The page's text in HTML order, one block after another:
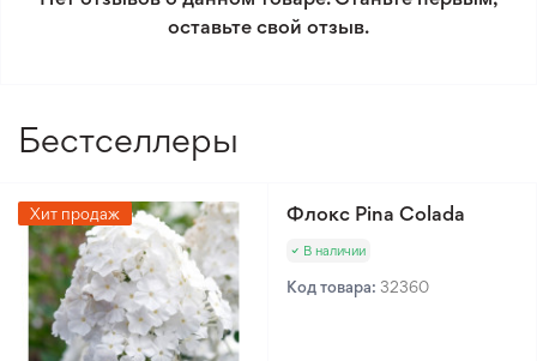
оставьте свой отзыв.
Бестселлеры
Хит продаж Флокс Pina Colada
В наличии
Код товара: 32360